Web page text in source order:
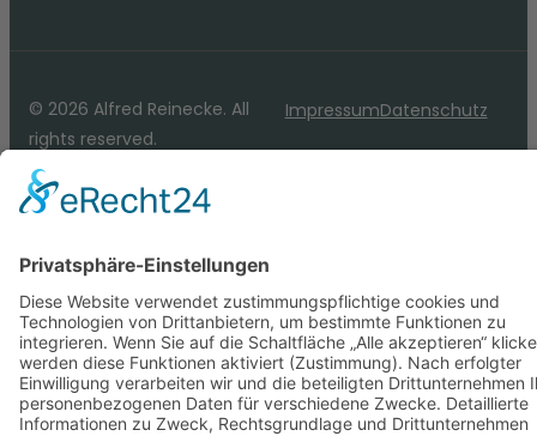
© 2026 Alfred Reinecke. All
rights reserved.
ImpressumDatenschutz